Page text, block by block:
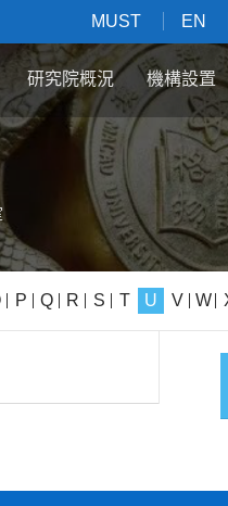
MUST EN
研究院概況 機構設置
P Q R S T U V W